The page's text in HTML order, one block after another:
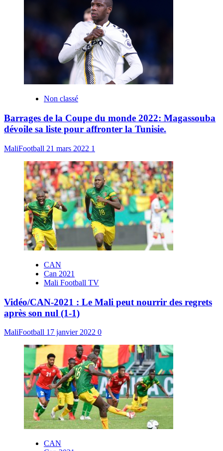
Non classé
Barrages de la Coupe du monde 2022: Magassouba
dévoile sa liste pour affronter la Tunisie.
MaliFootball 21 mars 2022 1
CAN
Can 2021
Mali Football TV
Vidéo/CAN-2021 : Le Mali peut nourrir des regrets
après son nul (1-1)
MaliFootball 17 janvier 2022 0
CAN